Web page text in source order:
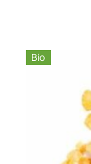
Bio